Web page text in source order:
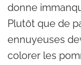
donne
Plutôt que de
ennuyeuses
colorer les